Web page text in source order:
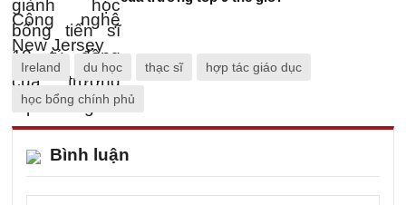
Ireland du học thạc sĩ hợp tác giáo dục
học bổng chính phủ
Bình luận